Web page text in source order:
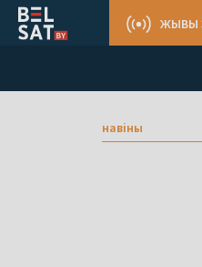
ЖЫВЫ
навіны